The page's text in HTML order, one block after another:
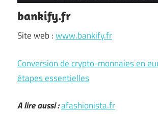
bankify.fr
Site web :www.bankify.fr
Conversion de crypto-monnaies en
étapes essentielles
A lire aussi :afashionista.fr